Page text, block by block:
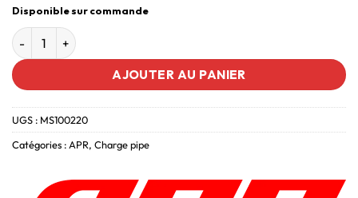
Disponible sur commande
AJOUTER AU PANIER
UGS : MS100220
Catégories : APR, Charge pipe